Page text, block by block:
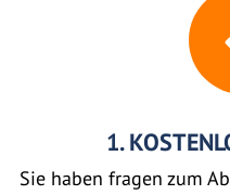
1.
Sie haben fragen zum